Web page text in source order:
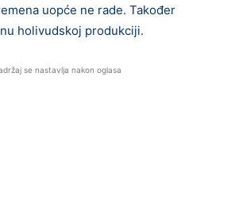
uopće ne rade. Također
holivudskoj produkciji.
se nastavlja nakon oglasa